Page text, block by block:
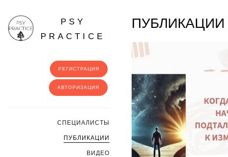
PSY
PRACTICE
РЕГИСТРАЦИЯ
АВТОРИЗАЦИЯ
CПЕЦИАЛИСТЫ
ПУБЛИКАЦИИ
ВИДЕО
ПУБЛИКАЦИИ